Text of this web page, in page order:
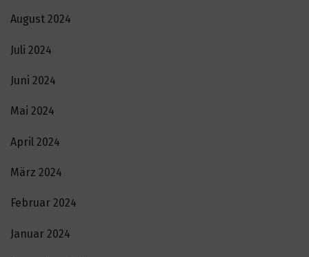
August 2024
Juli 2024
Juni 2024
Mai 2024
April 2024
März 2024
Februar 2024
Januar 2024